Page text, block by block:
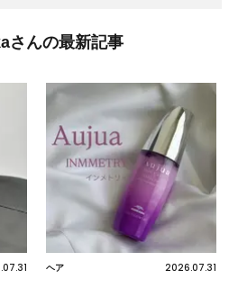
さんの最新記事
ヘア 2026.07.31